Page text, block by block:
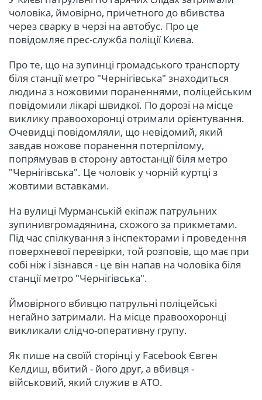
чоловіка, ймовірно, причетного до вбивства
через сварку в черзі на автобус. Про це
повідомляє прес-служба поліції Києва.
Про те, що на зупинці громадського транспорту
біля станції метро "Чернігівська" знаходиться
людина з ножовими пораненнями, поліцейським
повідомили лікарі швидкої. По дорозі на місце
виклику правоохоронці отримали орієнтування.
Очевидці повідомляли, що невідомий, який
завдав ножове поранення потерпілому,
попрямував в сторону автостанції біля метро
"Чернігівська". Це чоловік у чорній куртці з
жовтими вставками.
На вулиці Мурманській екіпаж патрульних
зупинивгромадянина, схожого за прикметами.
Під час спілкування з інспекторами і проведення
поверхневої перевірки, той розповів, що має при
собі ніж і зізнався - це він напав на чоловіка біля
станції метро "Чернігівська".
Ймовірного вбивцю патрульні поліцейські
негайно затримали. На місце правоохоронці
викликали слідчо-оперативну групу.
Як пише на своїй сторінці у Facebook Євген
Келдиш, вбитий - його друг, а вбивця -
військовий, який служив в АТО.